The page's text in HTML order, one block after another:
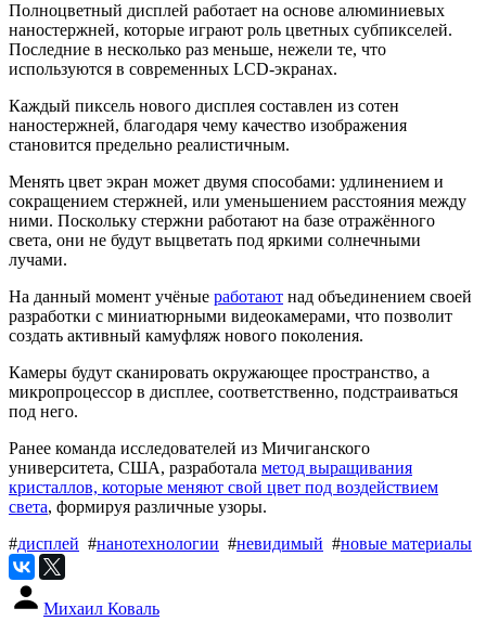
Полноцветный дисплей работает на основе алюминиевых
наностержней, которые играют роль цветных субпикселей.
Последние в несколько раз меньше, нежели те, что
используются в современных LCD-экранах.
Каждый пиксель нового дисплея составлен из сотен
наностержней, благодаря чему качество изображения
становится предельно реалистичным.
Менять цвет экран может двумя способами: удлинением и
сокращением стержней, или уменьшением расстояния между
ними. Поскольку стержни работают на базе отражённого
света, они не будут выцветать под яркими солнечными
лучами.
На данный момент учёные работают над объединением своей
разработки с миниатюрными видеокамерами, что позволит
создать активный камуфляж нового поколения.
Камеры будут сканировать окружающее пространство, а
микропроцессор в дисплее, соответственно, подстраиваться
под него.
Ранее команда исследователей из Мичиганского
университета, США, разработала метод выращивания
кристаллов, которые меняют свой цвет под воздействием
света, формируя различные узоры.
#дисплей #нанотехнологии #невидимый #новые материалы
Михаил Коваль